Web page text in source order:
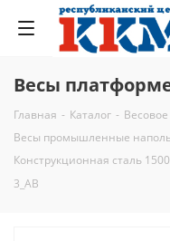
Весы
Главная - Каталог -
Весы промышленные
Конструкционная сталь
3_AВ